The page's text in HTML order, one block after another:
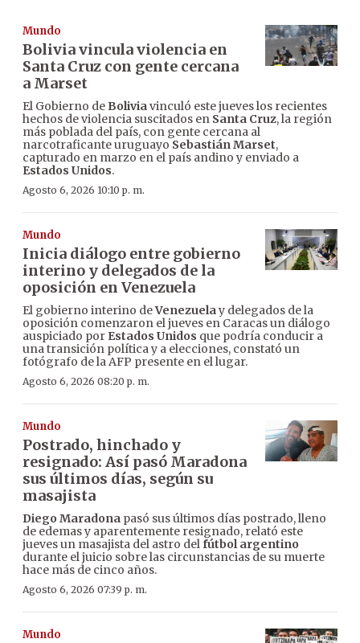
Mundo
Bolivia vincula violencia en
Santa Cruz con gente cercana
a Marset
El Gobierno de Boliviavinculó este jueves los recientes
hechos de violencia suscitados en Santa Cruz, la región
más poblada del país, con gente cercana al
narcotraficante uruguayo Sebastián Marset,
capturado en marzo en el país andino y enviado a
Estados Unidos.
Agosto 6, 2026 10:10 p. m.
Mundo
Inicia diálogo entre gobierno
interino y delegados de la
oposición en Venezuela
El gobierno interino deVenezuelay delegados de la
oposición comenzaron el jueves en Caracas un diálogo
auspiciado por Estados Unidos que podría conducir a
una transición política y a elecciones, constató un
fotógrafo de la AFP presente en el lugar.
Agosto 6, 2026 08:20 p. m.
Mundo
Postrado, hinchado y
resignado: Así pasó Maradona
sus últimos días, según su
masajista
Diego Maradona pasó sus últimos días postrado, lleno
de edemas y aparentemente resignado, relató este
jueves un masajista del astro delfútbol argentino
durante el juicio sobre las circunstancias de su muerte
hace más de cinco años.
Agosto 6, 2026 07:39 p. m.
Mundo